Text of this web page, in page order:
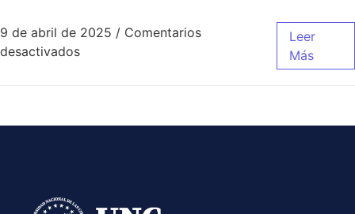
9 de abril de 2025 / Comentarios
desactivados
Leer
Más